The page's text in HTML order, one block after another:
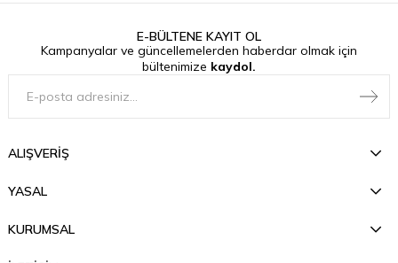
E-BÜLTENE KAYIT OL
Kampanyalar ve güncellemelerden haberdar olmak için
bültenimize kaydol.
ALIŞVERİŞ
YASAL
KURUMSAL